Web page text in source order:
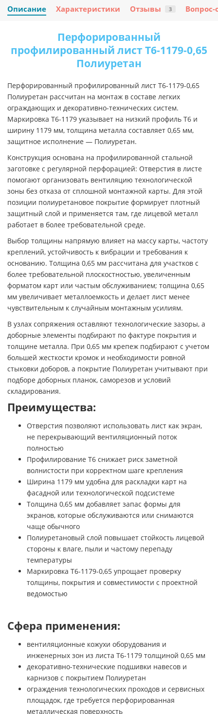
Описание Характеристики Отзывы 3 Вопрос-
Перфорированный
профилированный лист Т6-1179-0,65
Полиуретан
Перфорированный профилированный лист Т6-1179-0,65
Полиуретан рассчитан на монтаж в составе легких
ограждающих и декоративно-технических систем.
Маркировка Т6-1179 указывает на низкий профиль Т6 и
ширину 1179 мм, толщина металла составляет 0,65 мм,
защитное исполнение — Полиуретан.
Конструкция основана на профилированной стальной
заготовке с регулярной перфорацией: Отверстия в листе
помогают организовать вентиляцию технологической
зоны без отказа от сплошной монтажной карты. Для этой
позиции полиуретановое покрытие формирует плотный
защитный слой и применяется там, где лицевой металл
работает в более требовательной среде.
Выбор толщины напрямую влияет на массу карты, частоту
креплений, устойчивость к вибрации и требования к
основанию. Толщина 0,65 мм рассчитана для участков с
более требовательной плоскостностью, увеличенным
форматом карт или частым обслуживанием; толщина 0,65
мм увеличивает металлоемкость и делает лист менее
чувствительным к случайным монтажным усилиям.
В узлах сопряжения оставляют технологические зазоры, а
доборные элементы подбирают по фактуре покрытия и
толщине металла. При 0,65 мм крепеж подбирают с учетом
большей жесткости кромок и необходимости ровной
стыковки доборов, а покрытие Полиуретан учитывают при
подборе доборных планок, саморезов и условий
складирования.
Преимущества:
Отверстия позволяют использовать лист как экран,
не перекрывающий вентиляционный поток
полностью
Профилирование Т6 снижает риск заметной
волнистости при корректном шаге крепления
Ширина 1179 мм удобна для раскладки карт на
фасадной или технологической подсистеме
Толщина 0,65 мм добавляет запас формы для
экранов, которые обслуживаются или снимаются
чаще обычного
Полиуретановый слой повышает стойкость лицевой
стороны к влаге, пыли и частому перепаду
температуры
Маркировка Т6-1179-0,65 упрощает проверку
толщины, покрытия и совместимости с проектной
ведомостью
Сфера применения:
вентиляционные кожухи оборудования и
инженерных зон из листа Т6-1179 толщиной 0,65 мм
декоративно-технические подшивки навесов и
карнизов с покрытием Полиуретан
ограждения технологических проходов и сервисных
площадок, где требуется перфорированная
металлическая поверхность